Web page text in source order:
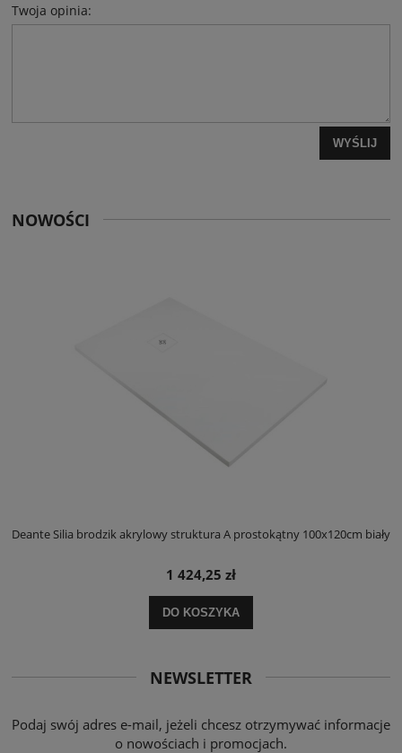
Twoja opinia:
WYŚLIJ
NOWOŚCI
Deante Silia brodzik akrylowy struktura A prostokątny 100x120cm biały
1 424,25 zł
DO KOSZYKA
NEWSLETTER
Podaj swój adres e-mail, jeżeli chcesz otrzymywać informacje
o nowościach i promocjach.